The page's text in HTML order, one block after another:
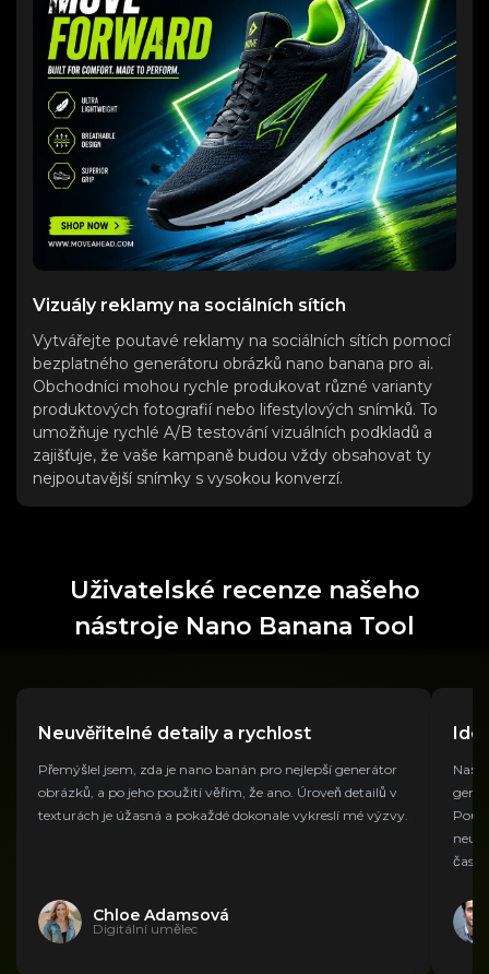
Vizuály reklamy na sociálních sítích
Vytvářejte poutavé reklamy na sociálních sítích pomocí
bezplatného generátoru obrázků nano banana pro ai.
Obchodníci mohou rychle produkovat různé varianty
produktových fotografií nebo lifestylových snímků. To
umožňuje rychlé A/B testování vizuálních podkladů a
zajišťuje, že vaše kampaně budou vždy obsahovat ty
nejpoutavější snímky s vysokou konverzí.
Uživatelské recenze našeho
nástroje Nano Banana Tool
Neuvěřitelné detaily a rychlost
Přemýšlel jsem, zda je nano banán pro nejlepší generátor
obrázků, a po jeho použití věřím, že ano. Úroveň detailů v
texturách je úžasná a pokaždé dokonale vykreslí mé výzvy.
Chloe Adamsová
Digitální umělec
času.